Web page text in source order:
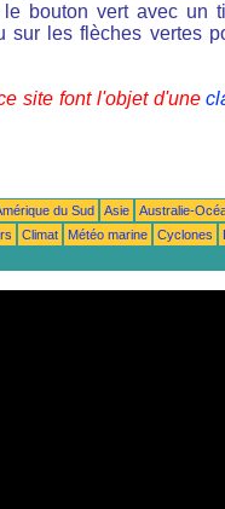
bouton vert avec un
sur les flèches vertes
site font l'objet d'une
du Sud Asie
Australie-
Climat Météo marine Cyclones